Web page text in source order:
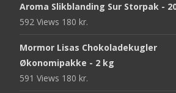
Aroma Slikblanding Sur Storpak -
592 Views 180 kr.
Mormor Lisas Chokoladekugler
Økonomipakke - 2 kg
591 Views 180 kr.